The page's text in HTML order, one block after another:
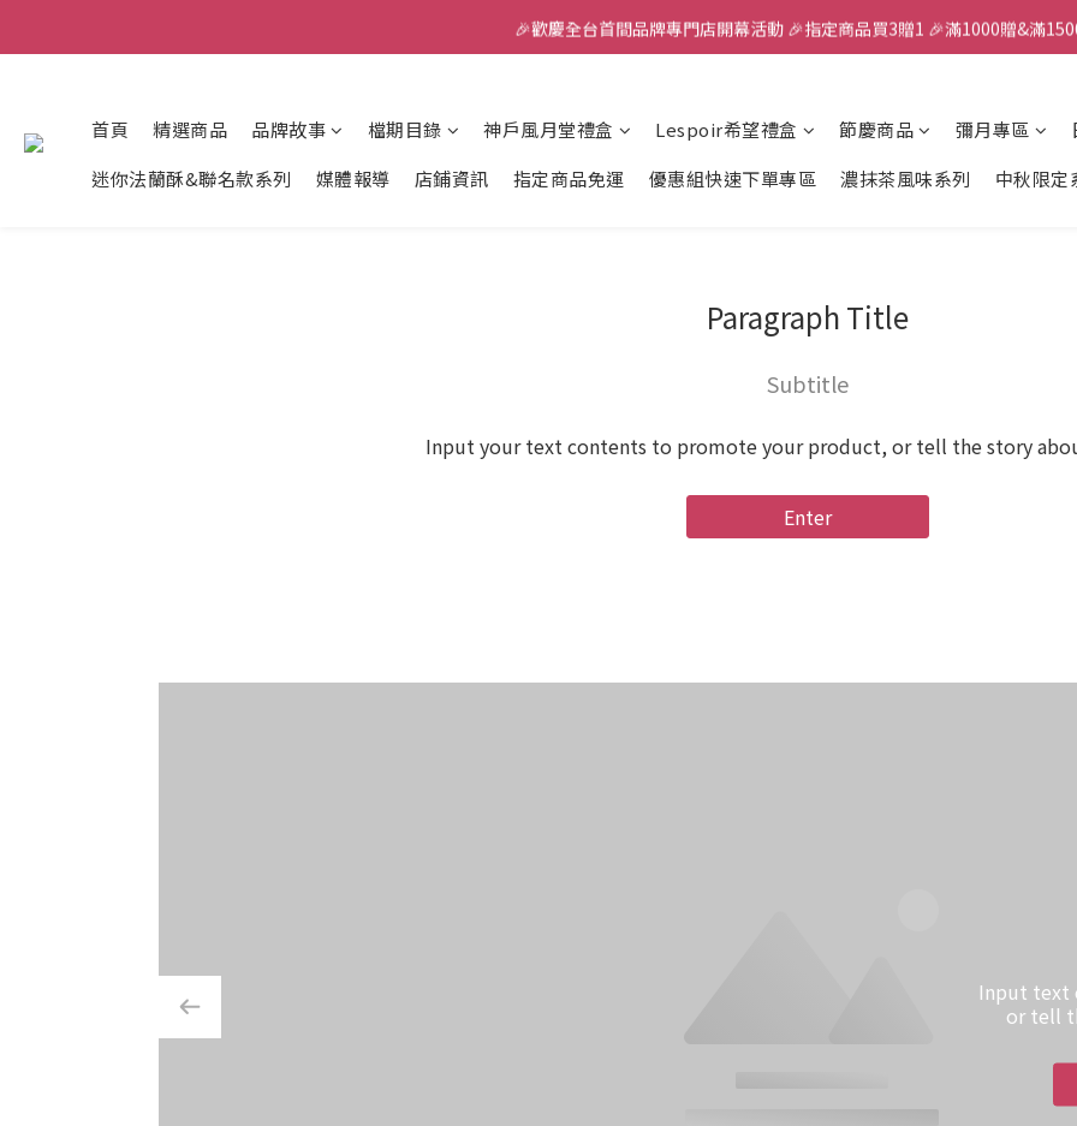
全館滿千免運
🎉歡慶全台首間品牌專門店開幕活動 🎉指定商品買3贈1 🎉滿1000贈&滿
全館滿千免運
首頁 精選商品 品牌故事 檔期目錄 神戶風月堂禮盒 Lespoir希望禮盒 節慶商品 彌月專區
迷你法蘭酥&聯名款系列
媒體報導 店鋪資訊 指定商品免運 優惠組快速下單專區 濃抹茶風味系列 中秋限定
Paragraph Title
Subtitle
Input your text contents to promote your product, or tell the story
Enter
Input text
or tell